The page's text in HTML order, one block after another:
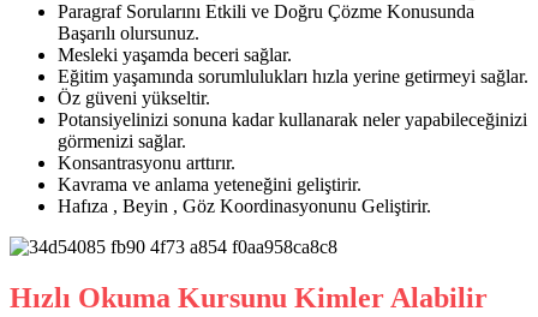
Paragraf Sorularını Etkili ve Doğru Çözme Konusunda
Başarılı olursunuz.
Mesleki yaşamda beceri sağlar.
Eğitim yaşamında sorumlulukları hızla yerine getirmeyi sağlar.
Öz güveni yükseltir.
Potansiyelinizi sonuna kadar kullanarak neler yapabileceğinizi
görmenizi sağlar.
Konsantrasyonu arttırır.
Kavrama ve anlama yeteneğini geliştirir.
Hafıza , Beyin , Göz Koordinasyonunu Geliştirir.
Hızlı Okuma Kursunu Kimler Alabilir